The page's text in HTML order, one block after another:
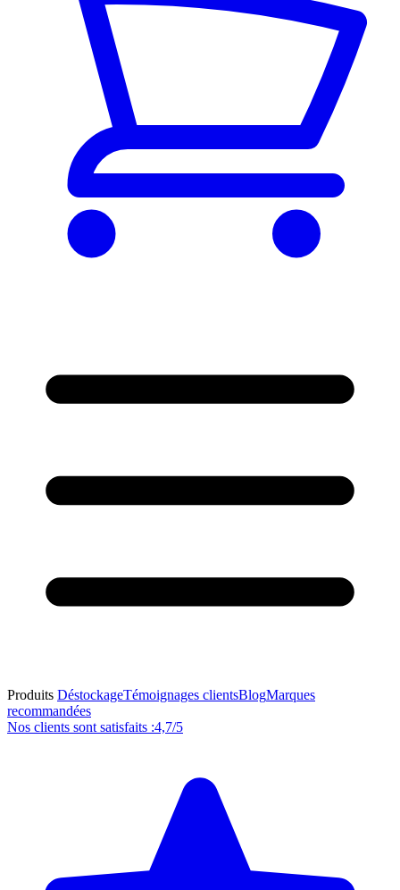
Produits DéstockageTémoignages clientsBlogMarques
recommandées
Nos clients sont satisfaits :4,7/5